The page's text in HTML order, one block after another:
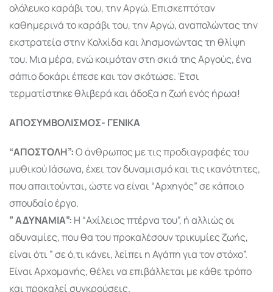
ολόλευκο καράβι του, την Αργώ. Επισκεπτόταν
καθημερινά το καράβι του, την Αργώ, αναπολώντας την
εκστρατεία στην Κολχίδα και λησμονώντας τη θλίψη
του. Μια μέρα, ενώ κοιμόταν στη σκιά της Αργούς, ένα
σάπιο δοκάρι έπεσε και τον σκότωσε. Έτσι
τερματίστηκε θλιβερά και άδοξα η ζωή ενός ήρωα!
ΑΠΟΣΥΜΒΟΛΙΣΜΟΣ- ΓΕΝΙΚΑ
“ΑΠΟΣΤΟΛΗ”:Ο άνθρωπος με τις προδιαγραφές του
μυθικού Ιάσωνα, έχει τον δυναμισμό και τις ικανότητες,
που απαιτούνται, ώστε να είναι “Αρχηγός” σε κάποιο
σπουδαίο έργο.
” ΑΔΥΝΑΜΙΑ”: Η “Αχίλειος πτέρνα του”, ή αλλιώς οι
αδυναμίες, που θα του προκαλέσουν τρικυμίες ζωής,
είναι ότι ” σε ό,τι κάνει, λείπει η Αγάπη για τον στόχο”.
Είναι Αρχομανής, θέλει να επιβάλλεται με κάθε τρόπο
και προκαλεί συγκρούσεις.